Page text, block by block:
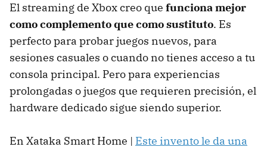
El streaming de Xbox creo que funciona mejor
como complemento que como sustituto. Es
perfecto para probar juegos nuevos, para
sesiones casuales o cuando no tienes acceso a tu
consola principal. Pero para experiencias
prolongadas o juegos que requieren precisión, el
hardware dedicado sigue siendo superior.
En Xataka Smart Home | Este invento le da una